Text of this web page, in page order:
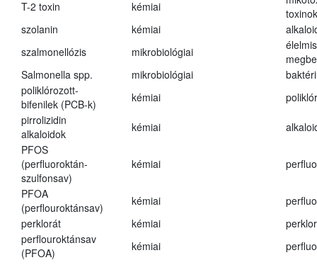
T-2 toxin
kémiai
toxinok
szolanin
kémiai
szalmonellózis
mikrobiológiai
Salmonella spp.
mikrobiológiai
poliklórozott-
bifenilek (PCB-k)
kémiai
pirrolizidin
alkaloidok
kémiai
PFOS
(perfluoroktán-
szulfonsav)
kémiai
PFOA
(perflouroktánsav)
kémiai
perklorát
kémiai
perflouroktánsav
(PFOA)
kémiai